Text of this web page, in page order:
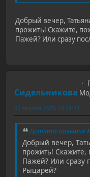
Добрый вечер,
прожить! Скажите,
Пажей? Или сразу
Сидельникова
05 апреля 2020, 10:01:53
Цитата: Большая
Добрый вечер,
прожить! Скажите,
Пажей? Или сразу
Рыцарей?